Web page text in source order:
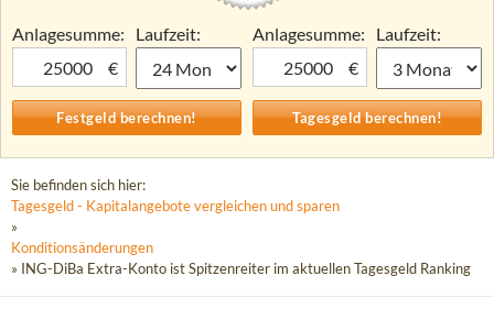
Anlagesumme:
€
Laufzeit:
Anlagesumme:
€
Laufzeit:
Sie befinden sich hier:
Tagesgeld - Kapitalangebote vergleichen und sparen
»
Konditionsänderungen
» ING-DiBa Extra-Konto ist Spitzenreiter im aktuellen Tagesgeld Ranking